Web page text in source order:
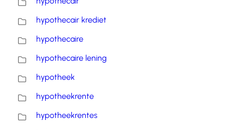
hypothecair krediet
hypothecaire
hypothecaire lening
hypotheek
hypotheekrente
hypotheekrentes